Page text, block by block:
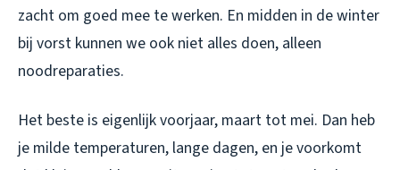
zacht om goed mee te werken. En midden in de winter
bij vorst kunnen we ook niet alles doen, alleen
noodreparaties.
Het beste is eigenlijk voorjaar, maart tot mei. Dan heb
je milde temperaturen, lange dagen, en je voorkomt